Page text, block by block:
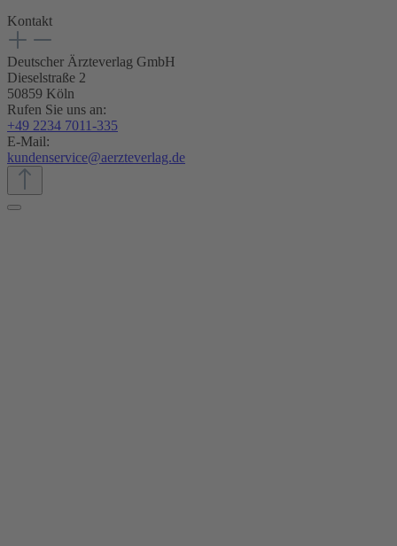
Kontakt
Deutscher Ärzteverlag GmbH
Dieselstraße 2
50859 Köln
Rufen Sie uns an:
+49 2234 7011-335
E-Mail:
kundenservice@aerzteverlag.de